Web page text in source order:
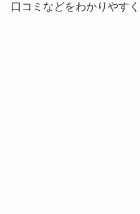
口コミなどをわかりやす